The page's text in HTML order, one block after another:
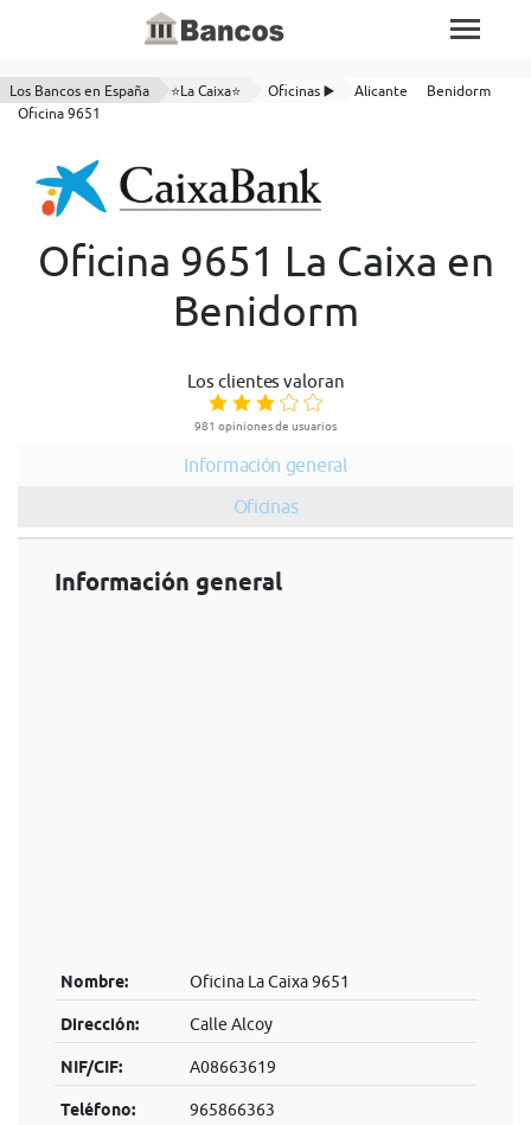
Los Bancos en España ⭐La Caixa⭐ Oficinas ▶️ Alicante
Benidorm
Oficina 9651
Oficina 9651 La Caixa en
Benidorm
Los clientes valoran
981 opiniones de usuarios
Información general
Oficinas
Información general
Nombre: Oficina La Caixa 9651
Dirección: Calle Alcoy
NIF/CIF: A08663619
Teléfono: 965866363